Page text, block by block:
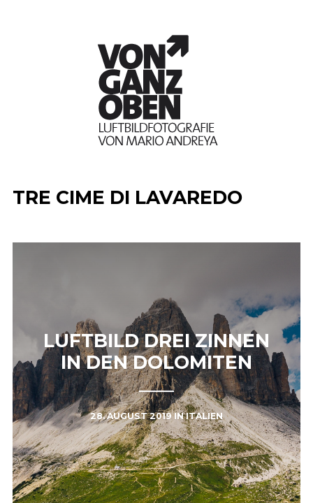
TRE CIME DI LAVAREDO
LUFTBILD DREI ZINNEN
IN DEN DOLOMITEN
28. AUGUST 2019INITALIEN